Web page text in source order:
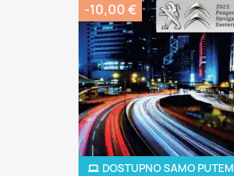
DOSTUPNO SAMO PUTEM
-10,00 €